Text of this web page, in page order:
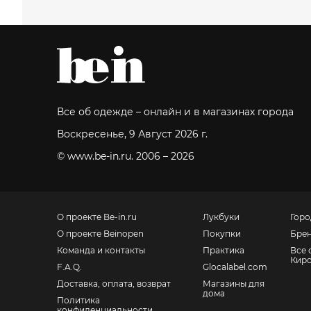
Все об одежде – онлайн и в магазинах города
Воскресенье, 9 Август 2026 г.
© www.be-in.ru. 2006 – 2026
О проекте Be-in.ru
О проекте Beinopen
Команда и контакты
F.A.Q.
Доставка, оплата, возврат
Политика
Лукбуки
Покупки
Практика
Glocalabel.com
Магазины для
дома
Все